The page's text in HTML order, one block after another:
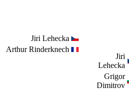
Jiri Lehecka
Arthur Rinderknech
Jiri
Lehecka
Grigor
Dimitrov